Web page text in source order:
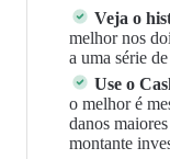
Veja o
melhor nos
a uma série
Use o
o melhor é
danos
montante